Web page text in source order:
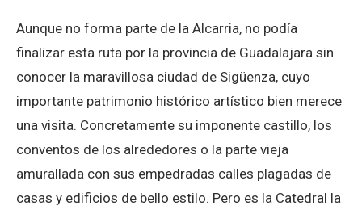
Aunque no forma parte de la Alcarria, no podía
finalizar esta ruta por la provincia de Guadalajara sin
conocer la maravillosa ciudad de Sigüenza, cuyo
importante patrimonio histórico artístico bien merece
una visita. Concretamente su imponente castillo, los
conventos de los alrededores o la parte vieja
amurallada con sus empedradas calles plagadas de
casas y edificios de bello estilo. Pero es la Catedral la